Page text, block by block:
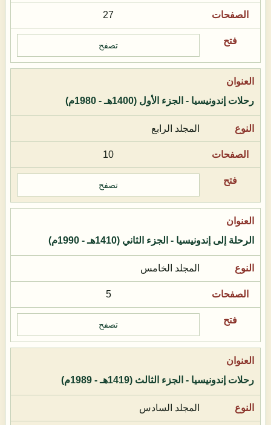
27
تصفح
رحلات إندونيسيا - الجزء الأول (1400هـ - 1980م)
المجلد الرابع
10
تصفح
الرحلة إلى إندونيسيا - الجزء الثاني (1410هـ - 1990م)
المجلد الخامس
5
تصفح
رحلات إندونيسيا - الجزء الثالث (1419هـ - 1989م)
المجلد السادس